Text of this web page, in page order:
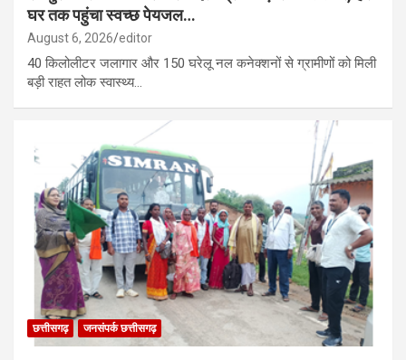
घर तक पहुंचा स्वच्छ पेयजल…
August 6, 2026 editor
40 किलोलीटर जलागार और 150 घरेलू नल कनेक्शनों से ग्रामीणों को मिली
बड़ी राहत लोक स्वास्थ्य…
छत्तीसगढ़ जनसंपर्क छत्तीसगढ़